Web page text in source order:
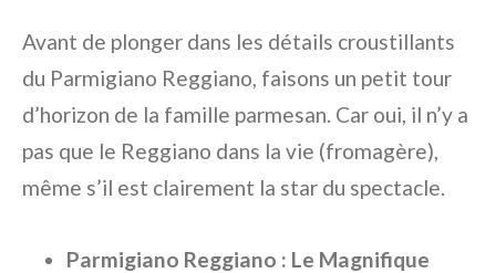
Avant de plonger dans les détails croustillants
du Parmigiano Reggiano, faisons un petit tour
d’horizon de la famille parmesan. Car oui, il n’y a
pas que le Reggiano dans la vie (fromagère),
même s’il est clairement la star du spectacle.
Parmigiano Reggiano : Le Magnifique